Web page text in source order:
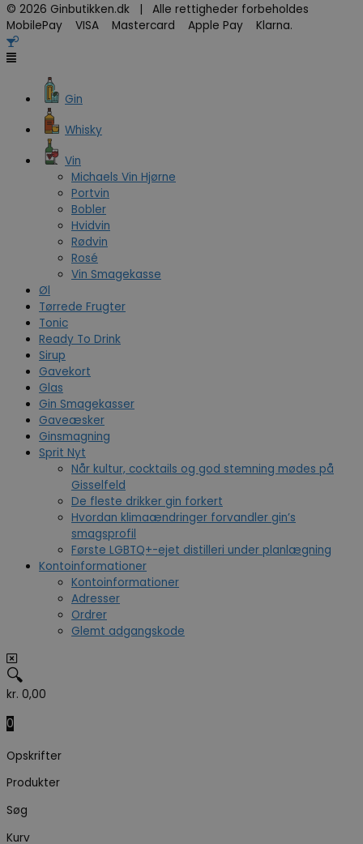
© 2026 Ginbutikken.dk | Alle rettigheder forbeholdes
MobilePay VISA Mastercard Apple Pay Klarna.
Gin
Whisky
Vin
Michaels Vin Hjørne
Portvin
Bobler
Hvidvin
Rødvin
Rosé
Vin Smagekasse
Øl
Tørrede Frugter
Tonic
Ready To Drink
Sirup
Gavekort
Glas
Gin Smagekasser
Gaveæsker
Ginsmagning
Sprit Nyt
Når kultur, cocktails og god stemning mødes på
Gisselfeld
De fleste drikker gin forkert
Hvordan klimaændringer forvandler gin’s
smagsprofil
Første LGBTQ+-ejet distilleri under planlægning
Kontoinformationer
Kontoinformationer
Adresser
Ordrer
Glemt adgangskode
🔍
kr. 0,00
0
Opskrifter
Produkter
Søg
Kurv